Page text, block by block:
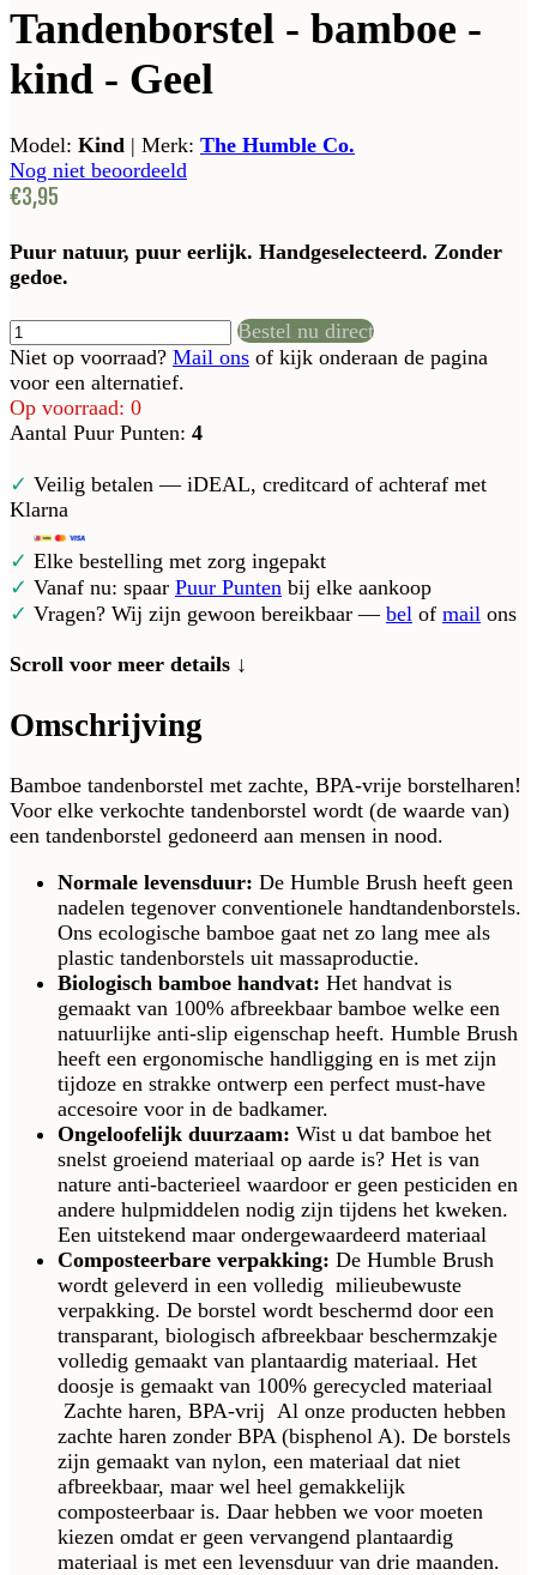
Tandenborstel - bamboe -
kind - Geel
Model: Kind | Merk: The Humble Co.
Nog niet beoordeeld
€3,95
Puur natuur, puur eerlijk. Handgeselecteerd. Zonder
gedoe.
Bestel nu direct
Niet op voorraad? Mail ons of kijk onderaan de pagina
voor een alternatief.
Op voorraad: 0
Aantal Puur Punten: 4
✓ Veilig betalen — iDEAL, creditcard of achteraf met
Klarna
✓ Elke bestelling met zorg ingepakt
✓ Vanaf nu: spaar Puur Punten bij elke aankoop
✓ Vragen? Wij zijn gewoon bereikbaar — bel of mail ons
Scroll voor meer details ↓
Omschrijving
Bamboe tandenborstel met zachte, BPA-vrije borstelharen!
Voor elke verkochte tandenborstel wordt (de waarde van)
een tandenborstel gedoneerd aan mensen in nood.
Normale levensduur: De Humble Brush heeft geen
nadelen tegenover conventionele handtandenborstels.
Ons ecologische bamboe gaat net zo lang mee als
plastic tandenborstels uit massaproductie.
Biologisch bamboe handvat: Het handvat is
gemaakt van 100% afbreekbaar bamboe welke een
natuurlijke anti-slip eigenschap heeft. Humble Brush
heeft een ergonomische handligging en is met zijn
tijdoze en strakke ontwerp een perfect must-have
accesoire voor in de badkamer.
Ongeloofelijk duurzaam: Wist u dat bamboe het
snelst groeiend materiaal op aarde is? Het is van
nature anti-bacterieel waardoor er geen pesticiden en
andere hulpmiddelen nodig zijn tijdens het kweken.
Een uitstekend maar ondergewaardeerd materiaal
Composteerbare verpakking: De Humble Brush
wordt geleverd in een volledig milieubewuste
verpakking. De borstel wordt beschermd door een
transparant, biologisch afbreekbaar beschermzakje
volledig gemaakt van plantaardig materiaal. Het
doosje is gemaakt van 100% gerecycled materiaal
Zachte haren, BPA-vrij Al onze producten hebben
zachte haren zonder BPA (bisphenol A). De borstels
zijn gemaakt van nylon, een materiaal dat niet
afbreekbaar, maar wel heel gemakkelijk
composteerbaar is. Daar hebben we voor moeten
kiezen omdat er geen vervangend plantaardig
materiaal is met een levensduur van drie maanden.